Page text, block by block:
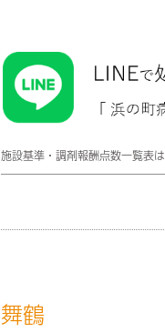
施設基準・調剤報酬点数一覧表は
舞鶴